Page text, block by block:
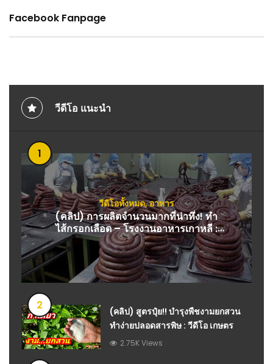
Facebook Fanpage
วีดีโอ แนะนำ
1
วีดีโอทั้งหมด,อาหาร
(คลิป) การผลิตจำนวนมากที่น่าทึ่ง! ทำ
ไส้กรอกเลือด – โรงงานอาหารเกาหลี :
อาหาร
2
(คลิป) สูตรปุ๋ย!! บำรุงพืชงามยกสวน
ทำง่ายปลอดสารพิษ : วีดีโอ เกษตร
2.75K Views